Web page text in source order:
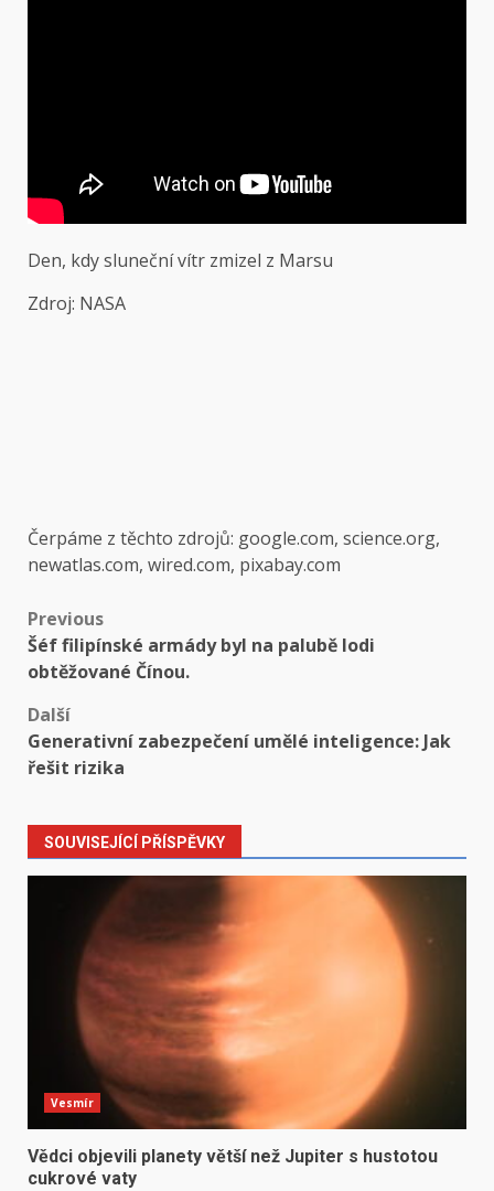
Den, kdy sluneční vítr zmizel z Marsu
Zdroj: NASA
Čerpáme z těchto zdrojů: google.com, science.org,
newatlas.com, wired.com, pixabay.com
Post
navigation
Previous
Šéf filipínské armády byl na palubě lodi
obtěžované Čínou.
Další
Generativní zabezpečení umělé inteligence: Jak
řešit rizika
SOUVISEJÍCÍ PŘÍSPĚVKY
Vesmír
Vědci objevili planety větší než Jupiter s hustotou
cukrové vaty